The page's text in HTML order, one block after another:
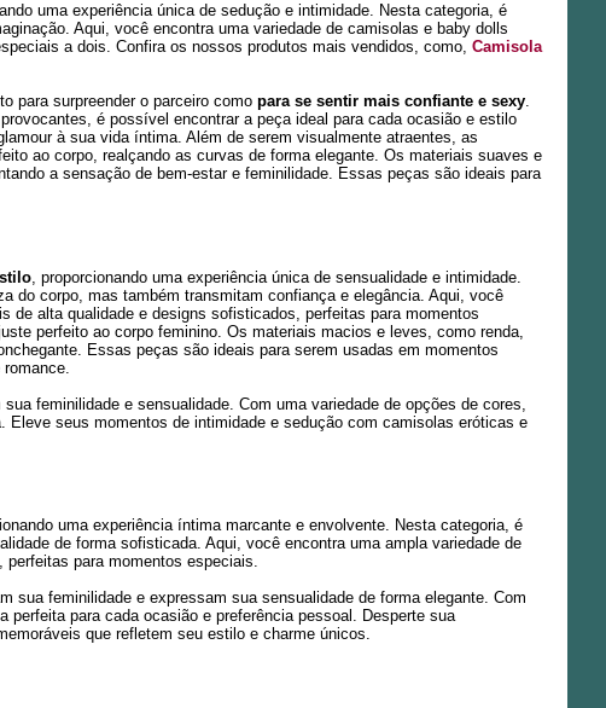
uma experiência única de sedução e intimidade. Nesta categoria, é
Aqui, você encontra uma variedade de camisolas e baby dolls
a dois. Confira os nossos produtos mais vendidos, como, Camisola
para surpreender o parceiro como para se sentir mais confiante e sexy.
é possível encontrar a peça ideal para cada ocasião e estilo
à sua vida íntima. Além de serem visualmente atraentes, as
ao corpo, realçando as curvas de forma elegante. Os materiais suaves e
a sensação de bem-estar e feminilidade. Essas peças são ideais para
, proporcionando uma experiência única de sensualidade e intimidade.
do corpo, mas também transmitam confiança e elegância. Aqui, você
alta qualidade e designs sofisticados, perfeitas para momentos
perfeito ao corpo feminino. Os materiais macios e leves, como renda,
Essas peças são ideais para serem usadas em momentos
feminilidade e sensualidade. Com uma variedade de opções de cores,
seus momentos de intimidade e sedução com camisolas eróticas e
uma experiência íntima marcante e envolvente. Nesta categoria, é
de forma sofisticada. Aqui, você encontra uma ampla variedade de
, perfeitas para momentos especiais.
sua feminilidade e expressam sua sensualidade de forma elegante. Com
perfeita para cada ocasião e preferência pessoal. Desperte sua
que refletem seu estilo e charme únicos.